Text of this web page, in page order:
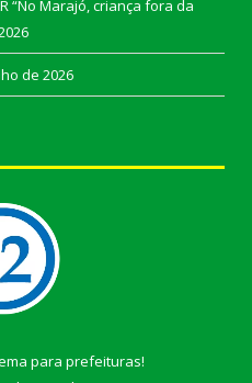
“No Marajó, criança fora da
de 2026
para prefeituras!